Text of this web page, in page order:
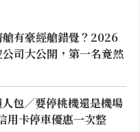
有豪經艙錯覺？2026
司大公開，第一名竟然
包／要停桃機還是機場
用卡停車優惠一次整